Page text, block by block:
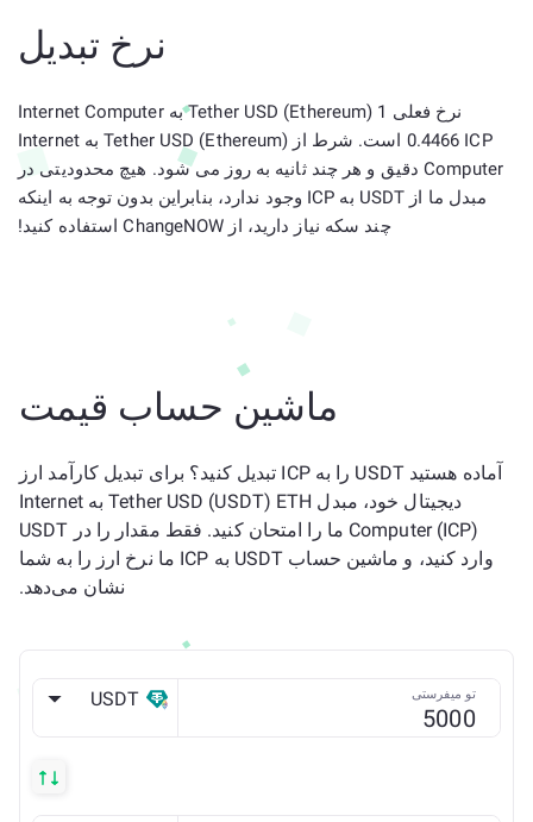
نرخ تبدیل
نرخ فعلی 1 Tether USD (Ethereum) به Internet Computer
0.4466 ICP است. شرط از Tether USD (Ethereum) به Internet
Computer دقیق و هر چند ثانیه به روز می شود. هیچ محدودیتی در
مبدل ما از USDT به ICP وجود ندارد، بنابراین بدون توجه به اینکه
چند سکه نیاز دارید، از ChangeNOW استفاده کنید!
ماشین حساب قیمت
آماده هستید USDT را به ICP تبدیل کنید؟ برای تبدیل کارآمد ارز
دیجیتال خود، مبدل Tether USD (USDT) ETH به Internet
Computer (ICP) ما را امتحان کنید. فقط مقدار را در USDT
وارد کنید، و ماشین حساب USDT به ICP ما نرخ ارز را به شما
نشان می‌دهد.
تو میفرستی USDT